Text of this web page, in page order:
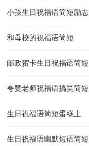
小孩生日祝福语简短励志
和母校的祝福语简短
邮政贺卡生日祝福语简短
夸赞老师祝福语搞笑简短
生日祝福语简短蛋糕上
生日祝福语幽默短语简短